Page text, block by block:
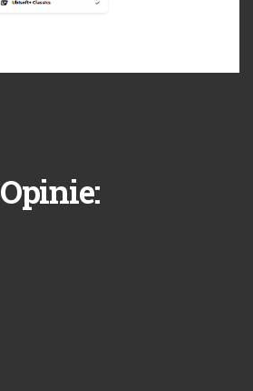
Opinie: